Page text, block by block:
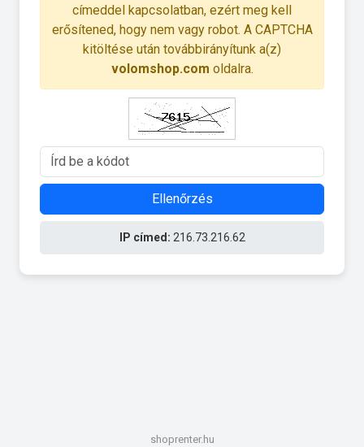
címeddel kapcsolatban, ezért meg kell
erősítened, hogy nem vagy robot. A CAPTCHA
kitöltése után továbbirányítunk a(z)
volomshop.com oldalra.
Ellenőrzés
IP címed: 216.73.216.62
shoprenter.hu